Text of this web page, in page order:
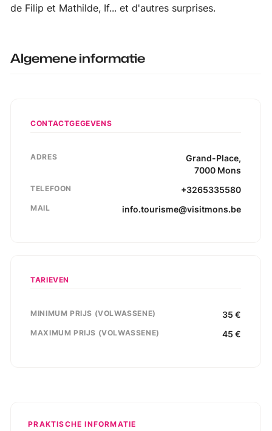
de Filip et Mathilde, If... et d'autres surprises.
Algemene informatie
CONTACTGEGEVENS
ADRES Grand-Place,
7000 Mons
TELEFOON +3265335580
MAIL info.tourisme@visitmons.be
TARIEVEN
MINIMUM PRIJS (VOLWASSENE) 35 €
MAXIMUM PRIJS (VOLWASSENE) 45 €
PRAKTISCHE INFORMATIE